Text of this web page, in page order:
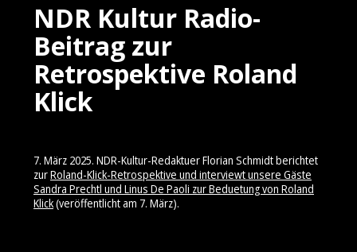
NDR Kultur Radio-
Beitrag zur
Retrospektive Roland
Klick
7. März 2025. NDR-Kultur-Redaktuer Florian Schmidt berichtet
zurRoland-Klick-Retrospektive und interviewt unsere Gäste
Sandra Prechtl und Linus De Paoli zur Beduetung von Roland
Klick(veröffentlicht am 7. März).